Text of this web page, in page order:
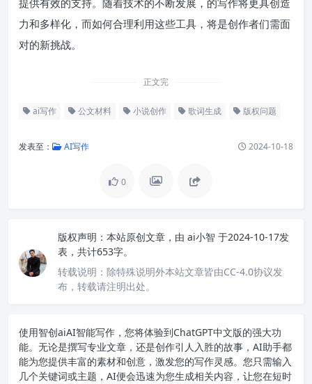
提供有效的支持。随着技术的不断发展，的写作将更具创造
力和多样化，而如何合理利用这些工具，将是创作者们需面
对的新挑战。
正文完
ai写作 公文材料 小说创作 歌词生成 版权问题
发表至： AI写作 2024-10-18
0
版权声明： 本站原创文章，由 ai小智 于2024-10-17发
表，共计653字。
转载说明： 除特殊说明外本站文章皆由CC-4.0协议发
布，转载请注明出处。
使用智创aiAI智能写作 ，您将体验到ChatGPT中文版的强大功
能。无论是撰写专业文章，还是创作引人入胜的故事，AI助手都
能为您提供丰富的素材和创意，激发您的写作灵感。您只需输入
几个关键词或主题，AI便会迅速为您生成相关内容，让您在短时